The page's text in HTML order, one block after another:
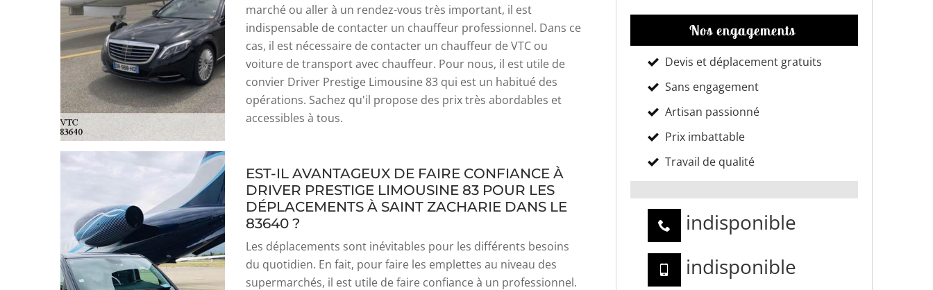
marché ou aller à un rendez-vous très important, il est
indispensable de contacter un chauffeur professionnel. Dans ce
cas, il est nécessaire de contacter un chauffeur de VTC ou
voiture de transport avec chauffeur. Pour nous, il est utile de
convier Driver Prestige Limousine 83 qui est un habitué des
opérations. Sachez qu'il propose des prix très abordables et
accessibles à tous.
EST-IL AVANTAGEUX DE FAIRE CONFIANCE À
DRIVER PRESTIGE LIMOUSINE 83 POUR LES
DÉPLACEMENTS À SAINT ZACHARIE DANS LE
83640 ?
Les déplacements sont inévitables pour les différents besoins
du quotidien. En fait, pour faire les emplettes au niveau des
supermarchés, il est utile de faire confiance à un professionnel.
Nos engagements
Devis et déplacement gratuits
Sans engagement
Artisan passionné
Prix imbattable
Travail de qualité
indisponible
indisponible